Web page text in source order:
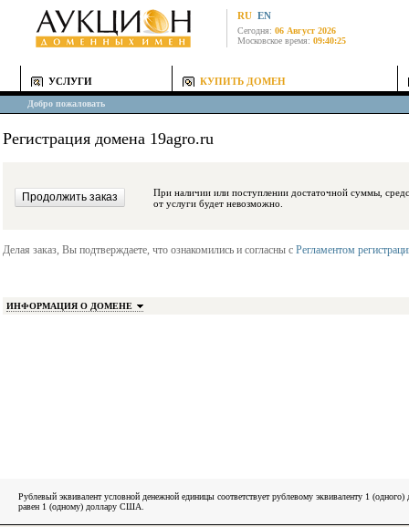
RU EN
Сегодня: 06 Август 2026
Московское время: 09:40:25
УСЛУГИ КУПИТЬ ДОМЕН
Добро пожаловать
Регистрация домена 19agro.ru
При наличии или поступлении достаточной суммы, средства будут
от услуги будет невозможно.
Делая заказ, Вы подтверждаете, что ознакомились и согласны с Регламентом
ИНФОРМАЦИЯ О ДОМЕНЕ
Рублевый эквивалент условной денежной единицы соответствует рублевому эквиваленту 1
равен 1 (одному) доллару США.